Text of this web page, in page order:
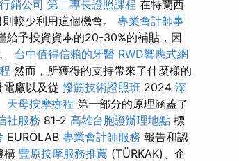
銷公司 第二專長證照課程 在特蘭西
較少利用這個機會。 專業會計師事
給予投資資本的20-30%的補貼，因
台中值得信賴的牙醫 RWD響應式網
然而，所獲得的支持帶來了什麼樣的
廠以及從 撥筋技術證照班 2024 深
天母按摩療程 第一部分的原理涵蓋了
社服務 81-2 高雄台胞證辦理地點 標
EUROLAB 專業會計師服務 報告和認
構 豐原按摩服務推薦 (TÜRKAK)、企